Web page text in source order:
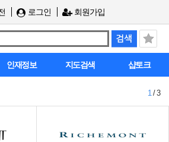
로그인 회원가입
인재정보 지도검색 샵토크
1/ 3